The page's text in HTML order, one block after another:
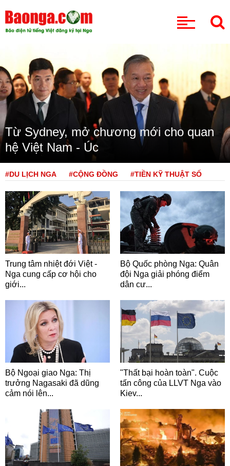
Từ Sydney, mở chương mới cho quan
hệ Việt Nam - Úc
#DU LỊCH NGA #CỘNG ĐỒNG #TIỀN KỸ THUẬT SỐ
Trung tâm nhiệt đới Việt -
Nga cung cấp cơ hội cho
giới...
Bộ Quốc phòng Nga: Quân
đội Nga giải phóng điểm
dân cư...
Bộ Ngoại giao Nga: Thị
trưởng Nagasaki đã dũng
cảm nói lên...
"Thất bại hoàn toàn". Cuộc
tấn công của LLVT Nga vào
Kiev...